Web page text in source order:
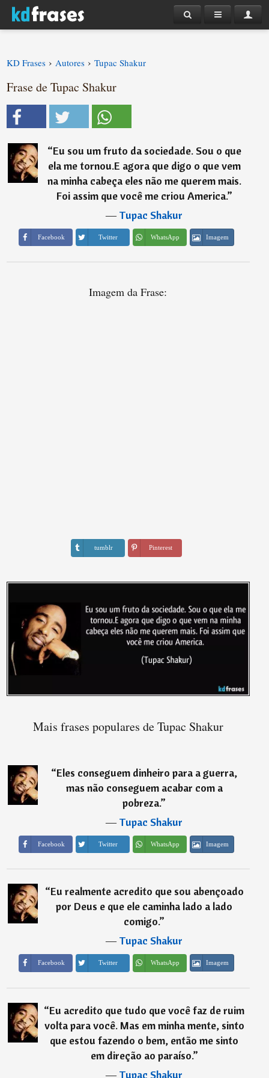
KD Frases › Autores › Tupac Shakur
Frase de Tupac Shakur
“Eu sou um fruto da sociedade. Sou o que
ela me tornou.E agora que digo o que vem
na minha cabeça eles não me querem mais.
Foi assim que você me criou America.”
―Tupac Shakur
Facebook Twitter WhatsApp Imagem
Imagem da Frase:
tumblr Pinterest
Mais frases populares de Tupac Shakur
“Eles conseguem dinheiro para a guerra,
mas não conseguem acabar com a
pobreza.”
―Tupac Shakur
Facebook Twitter WhatsApp Imagem
“Eu realmente acredito que sou abençoado
por Deus e que ele caminha lado a lado
comigo.”
―Tupac Shakur
Facebook Twitter WhatsApp Imagem
“Eu acredito que tudo que você faz de ruim
volta para você. Mas em minha mente, sinto
que estou fazendo o bem, então me sinto
em direção ao paraíso.”
―Tupac Shakur